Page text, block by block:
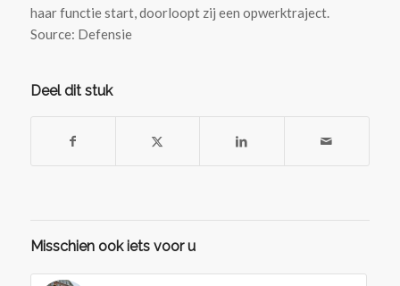
haar functie start, doorloopt zij een opwerktraject.
Source: Defensie
Deel dit stuk
Misschien ook iets voor u